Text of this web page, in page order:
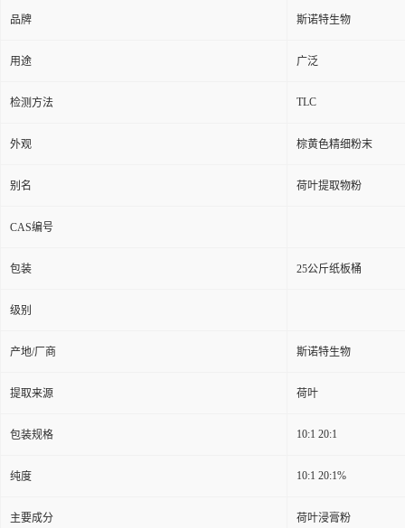
品牌 斯诺特生物
用途 广泛
检测方法 TLC
外观 棕黄色精细粉末
别名 荷叶提取物粉
CAS编号
包装 25公斤纸板桶
级别
产地/厂商 斯诺特生物
提取来源 荷叶
包装规格 10:1 20:1
纯度 10:1 20:1%
主要成分 荷叶浸膏粉